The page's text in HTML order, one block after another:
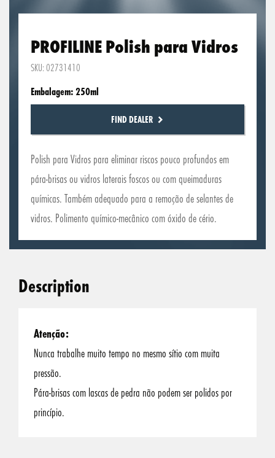
PROFILINE Polish para Vidros
Embalagem: 250ml
SKU: 02731410
FIND DEALER
Polish para Vidros para eliminar riscos pouco profundos em
pára-brisas ou vidros laterais foscos ou com queimaduras
químicas. Também adequado para a remoção de selantes de
vidros. Polimento químico-mecânico com óxido de cério.
Description
Atenção:
Nunca trabalhe muito tempo no mesmo sítio com muita
pressão.
Pára-brisas com lascas de pedra não podem ser polidos por
princípio.